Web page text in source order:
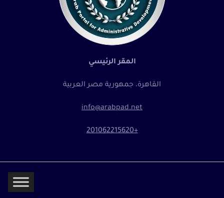
المقر الرئيسي
القاهرة، جمهورية مصر العربية
info@arabpad.net
+201062215620